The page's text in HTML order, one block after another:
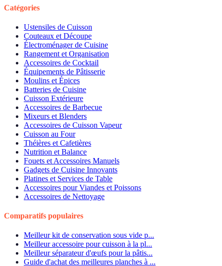
Catégories
Ustensiles de Cuisson
Couteaux et Découpe
Électroménager de Cuisine
Rangement et Organisation
Accessoires de Cocktail
Équipements de Pâtisserie
Moulins et Épices
Batteries de Cuisine
Cuisson Extérieure
Accessoires de Barbecue
Mixeurs et Blenders
Accessoires de Cuisson Vapeur
Cuisson au Four
Théières et Cafetières
Nutrition et Balance
Fouets et Accessoires Manuels
Gadgets de Cuisine Innovants
Platines et Services de Table
Accessoires pour Viandes et Poissons
Accessoires de Nettoyage
Comparatifs populaires
Meilleur kit de conservation sous vide p...
Meilleur accessoire pour cuisson à la pl...
Meilleur séparateur d'œufs pour la pâtis...
Guide d'achat des meilleures planches à ...